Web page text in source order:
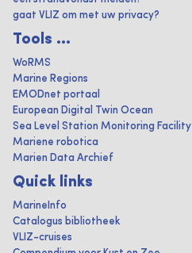
gaat VLIZ om met uw privacy?
Tools ...
WoRMS
Marine Regions
EMODnet portaal
European Digital Twin Ocean
Sea Level Station Monitoring Facility
Mariene robotica
Marien Data Archief
Quick links
MarineInfo
Catalogus bibliotheek
VLIZ-cruises